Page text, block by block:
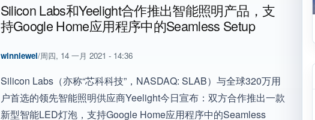
Silicon Labs和Yeelight合作推出智能照明产品，支
持Google Home应用程序中的Seamless Setup
winniewei/周四, 14 一月 2021 - 14:36
Silicon Labs（亦称“芯科科技”，NASDAQ: SLAB）与全球320万用
户首选的领先智能照明供应商Yeelight今日宣布：双方合作推出一款
新型智能LED灯泡，支持Google Home应用程序中的Seamless